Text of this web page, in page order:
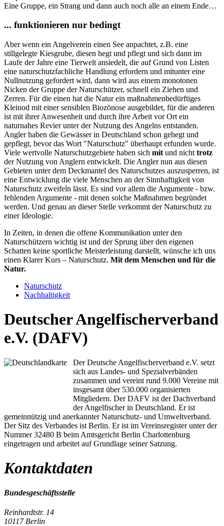
Eine Gruppe, ein Strang und dann auch noch alle an einem Ende…
... funktionieren nur bedingt
Aber wenn ein Angelverein einen See anpachtet, z.B. eine
stillgelegte Kiesgrube, diesen hegt und pflegt und sich dann im
Laufe der Jahre eine Tierwelt ansiedelt, die auf Grund von Listen
eine naturschutzfachliche Handlung erfordern und mitunter eine
Nullnutzung gefordert wird, dann wird aus einem monotonen
Nicken der Gruppe der Naturschützer, schnell ein Ziehen und
Zerren. Für die einen hat die Natur ein maßnahmenbedürftiges
Kleinod mit einer sensiblen Biozönose ausgebildet, für die anderen
ist mit ihrer Anwesenheit und durch ihre Arbeit vor Ort ein
naturnahes Revier unter der Nutzung des Angelns entstanden.
Angler haben die Gewässer in Deutschland schon gehegt und
gepflegt, bevor das Wort "Naturschutz" überhaupt erfunden wurde.
Viele wertvolle Naturschutzgebiete haben sich mit und nicht trotz
der Nutzung von Anglern entwickelt. Die Angler nun aus diesen
Gebieten unter dem Deckmantel des Naturschutzes auszusperren, ist
eine Entwicklung die viele Menschen an der Sinnhaftigkeit von
Naturschutz zweifeln lässt. Es sind vor allem die Argumente - bzw.
fehlenden Argumente - mit denen solche Maßnahmen begründet
werden. Und genau an dieser Stelle verkommt der Naturschutz zu
einer Ideologie.
In Zeiten, in denen die offene Kommunikation unter den
Naturschützern wichtig ist und der Sprung über den eigenen
Schatten keine sportliche Meisterleistung darstellt, wünsche ich uns
einen Klarer Kurs – Naturschutz. Mit dem Menschen und für die
Natur.
Naturschutz
Nachhaltigkeit
Deutscher Angelfischerverband
e.V. (DAFV)
Der Deutsche Angelfischerverband e.V. setzt
sich aus Landes- und Spezialverbänden
zusammen und vereint rund 9.000 Vereine mit
insgesamt über 530.000 organisierten
Mitgliedern. Der DAFV ist der Dachverband
der Angelfischer in Deutschland. Er ist
gemeinnützig und anerkannter Naturschutz- und Umweltverband.
Der Sitz des Verbandes ist Berlin. Er ist im Vereinsregister unter der
Nummer 32480 B beim Amtsgericht Berlin Charlottenburg
eingetragen und arbeitet auf Grundlage seiner Satzung.
Kontaktdaten
Bundesgeschäftsstelle
Reinhardtstr. 14
10117 Berlin